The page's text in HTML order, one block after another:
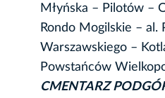
Młyńska – Pilotów –
Rondo Mogilskie – al.
Warszawskiego –
Powstańców
CMENTARZ